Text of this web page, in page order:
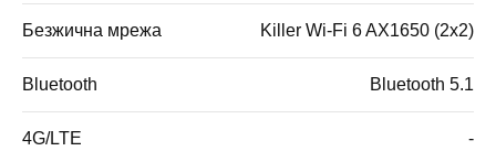
Безжична мрежа Killer Wi-Fi 6 AX1650 (2x2)
Bluetooth Bluetooth 5.1
4G/LTE -